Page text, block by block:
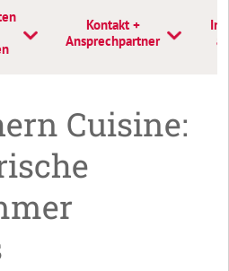
Kontakt +
Ansprechpartner
Cuisine: